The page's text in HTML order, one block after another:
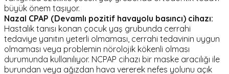
büyük önem taşıyor.
Nazal CPAP (Devamlı pozitif havayolu basıncı) cihazı:
Hastalık tanısı konan çocuk yaş grubunda cerrahi
tedaviye yanıtın yeterli olmaması, cerrahi tedavinin uygun
olmaması veya problemin nörolojik kökenli olması
durumunda kullanılıyor. NCPAP cihazı bir maske aracılığı ile
burundan veya ağızdan hava vererek nefes yolunu açık